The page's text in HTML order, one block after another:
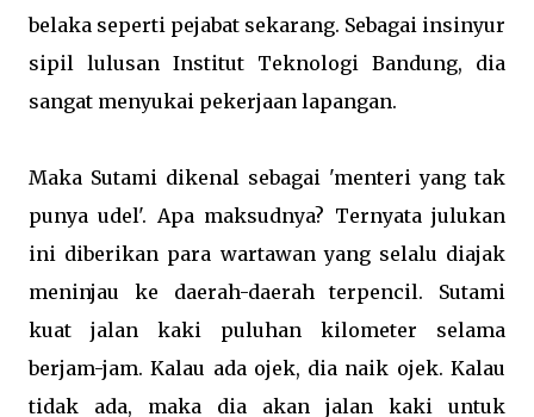
belaka seperti pejabat sekarang. Sebagai insinyur
sipil lulusan Institut Teknologi Bandung, dia
sangat menyukai pekerjaan lapangan.
Maka Sutami dikenal sebagai 'menteri yang tak
punya udel'. Apa maksudnya? Ternyata julukan
ini diberikan para wartawan yang selalu diajak
meninjau ke daerah-daerah terpencil. Sutami
kuat jalan kaki puluhan kilometer selama
berjam-jam. Kalau ada ojek, dia naik ojek. Kalau
tidak ada, maka dia akan jalan kaki untuk